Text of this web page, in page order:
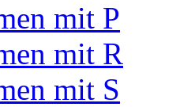
mit P
mit R
mit S